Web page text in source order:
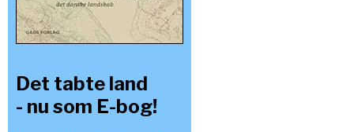
Det tabte land
- nu som E-bog!